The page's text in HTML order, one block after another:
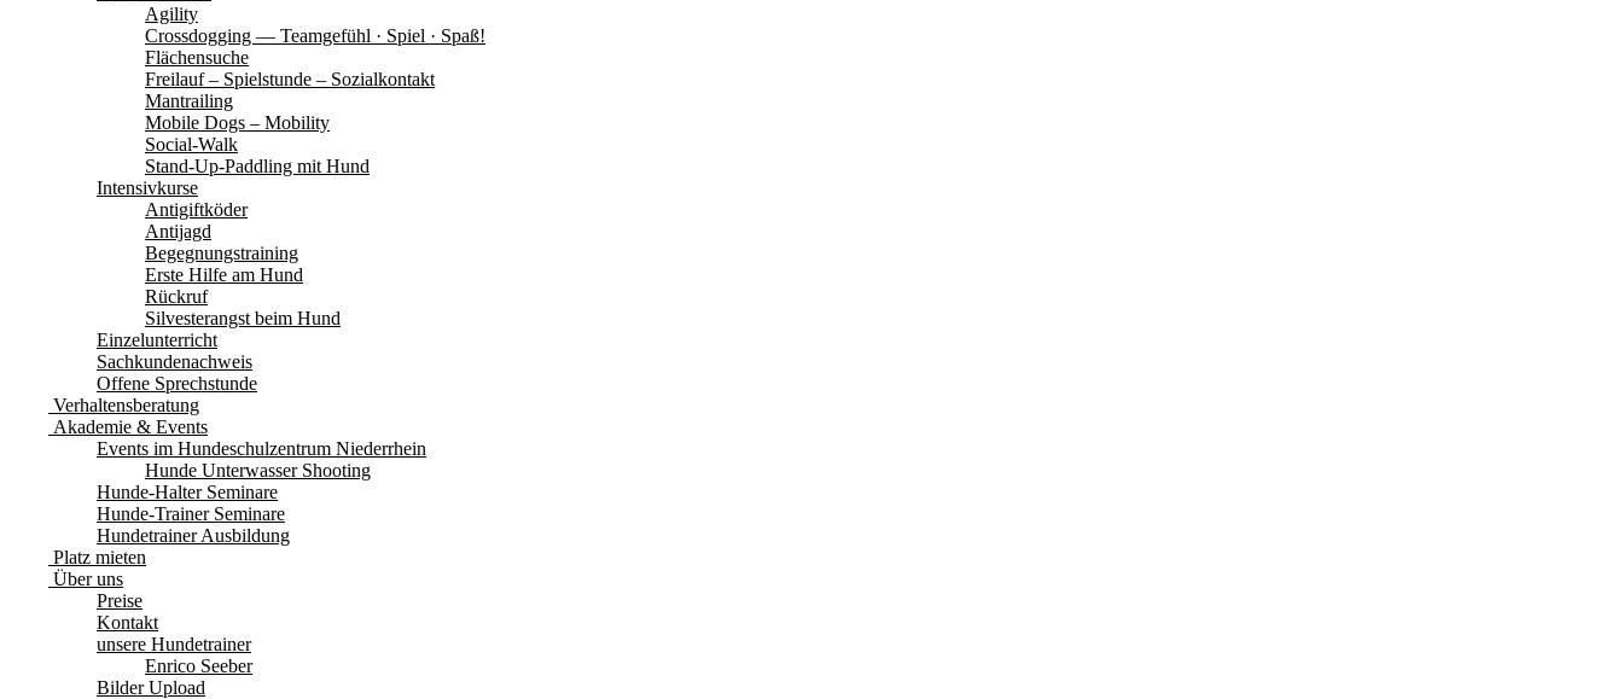
Agility
Crossdogging — Teamgefühl · Spiel · Spaß!
Flächensuche
Freilauf – Spielstunde – Sozialkontakt
Mantrailing
Mobile Dogs – Mobility
Social-Walk
Stand-Up-Paddling mit Hund
Intensivkurse
Antigiftköder
Antijagd
Begegnungstraining
Erste Hilfe am Hund
Rückruf
Silvesterangst beim Hund
Einzelunterricht
Sachkundenachweis
Offene Sprechstunde
Verhaltensberatung
Akademie & Events
Events im Hundeschulzentrum Niederrhein
Hunde Unterwasser Shooting
Hunde-Halter Seminare
Hunde-Trainer Seminare
Hundetrainer Ausbildung
Platz mieten
Über uns
Preise
Kontakt
unsere Hundetrainer
Enrico Seeber
Bilder Upload